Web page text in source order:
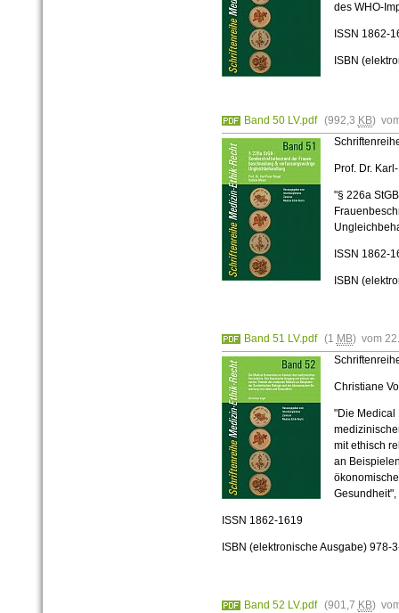
des WHO-
ISSN 1862-
ISBN
Band 50 LV.pdf (992,3 KB)
Prof. Dr.
"§ 226a
ISSN 1862-
ISBN
Band 51 LV.pdf (1 MB) vom
Christiane
"Die Medical
mit ethisch
an
Gesundheit",
ISSN 1862-1619
ISBN (elektronische Ausgabe) 978-
Band 52 LV.pdf (901,7 KB)